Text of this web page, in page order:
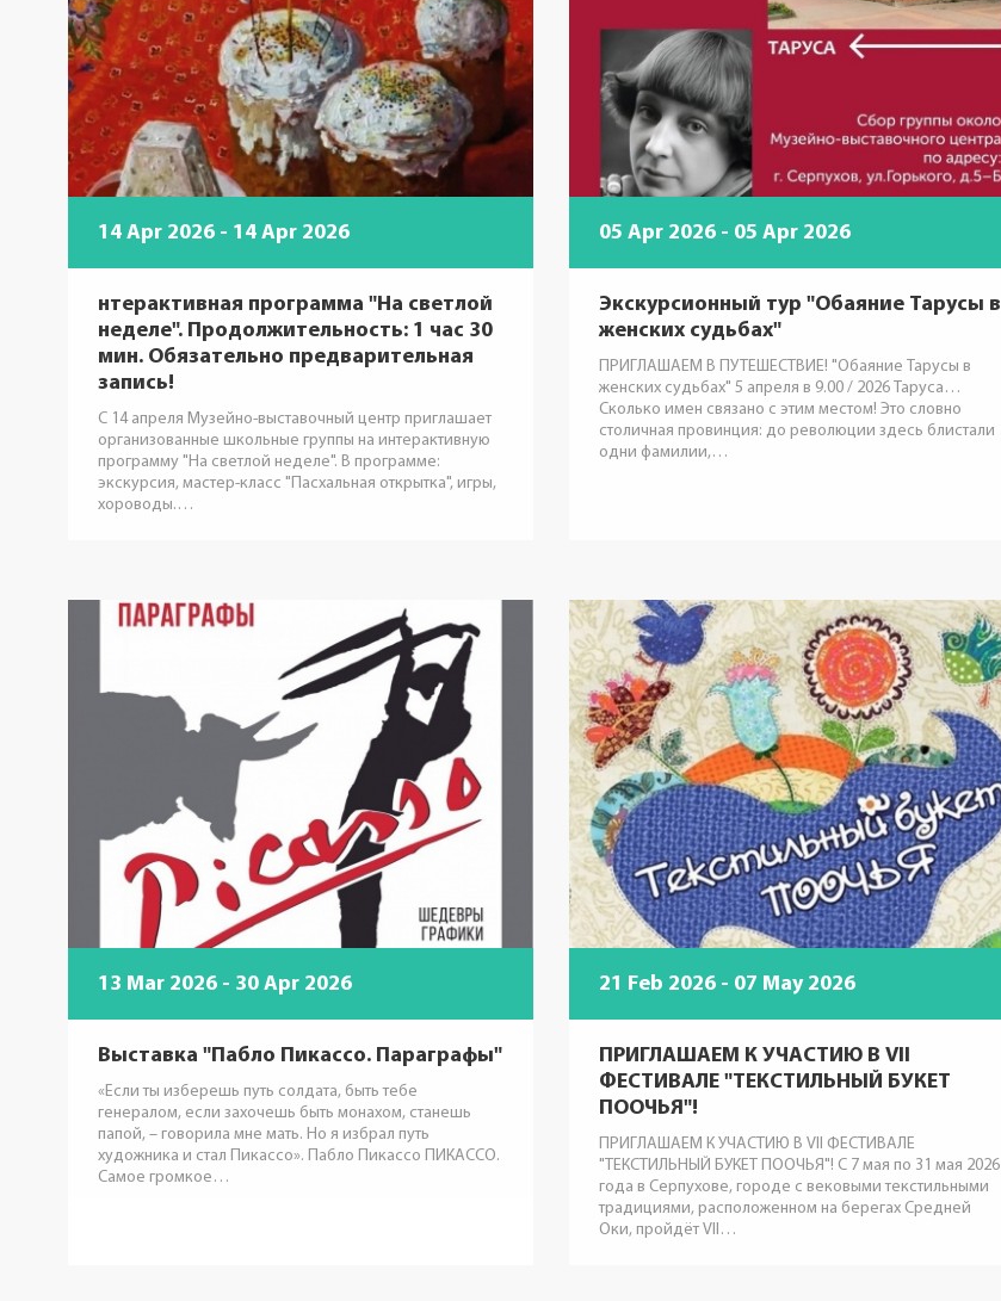
14 Apr 2026 - 14 Apr 2026
нтерактивная программа "На светлой
неделе". Продолжительность: 1 час 30
мин. Обязательно предварительная
запись!
С 14 апреля Музейно-выставочный центр приглашает
организованные школьные группы на интерактивную
программу "На светлой неделе". В программе:
экскурсия, мастер-класс "Пасхальная открытка", игры,
хороводы.…
05 Apr 2026 - 05 Apr 2026
Экскурсионный тур "Обаяние Тарусы в
женских судьбах"
ПРИГЛАШАЕМ В ПУТЕШЕСТВИЕ! "Обаяние Тарусы в
женских судьбах" 5 апреля в 9.00 / 2026 Таруса…
Сколько имен связано с этим местом! Это словно
столичная провинция: до революции здесь блистали
одни фамилии,…
13 Mar 2026 - 30 Apr 2026
Выставка "Пабло Пикассо. Параграфы"
«Если ты изберешь путь солдата, быть тебе
генералом, если захочешь быть монахом, станешь
папой, – говорила мне мать. Но я избрал путь
художника и стал Пикассо». Пабло Пикассо ПИКАССО.
Самое громкое…
21 Feb 2026 - 07 May 2026
ПРИГЛАШАЕМ К УЧАСТИЮ В VII
ФЕСТИВАЛЕ "ТЕКСТИЛЬНЫЙ БУКЕТ
ПООЧЬЯ"!
ПРИГЛАШАЕМ К УЧАСТИЮ В VII ФЕСТИВАЛЕ
"ТЕКСТИЛЬНЫЙ БУКЕТ ПООЧЬЯ"! С 7 мая по 31 мая 2026
года в Серпухове, городе с вековыми текстильными
традициями, расположенном на берегах Средней
Оки, пройдёт VII…